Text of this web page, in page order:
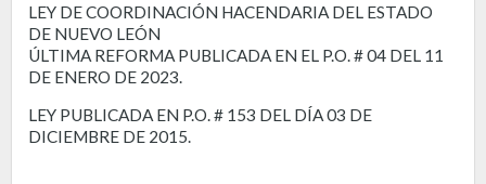
LEY DE COORDINACIÓN HACENDARIA DEL ESTADO
DE NUEVO LEÓN
ÚLTIMA REFORMA PUBLICADA EN EL P.O. # 04 DEL 11
DE ENERO DE 2023.
LEY PUBLICADA EN P.O. # 153 DEL DÍA 03 DE
DICIEMBRE DE 2015.